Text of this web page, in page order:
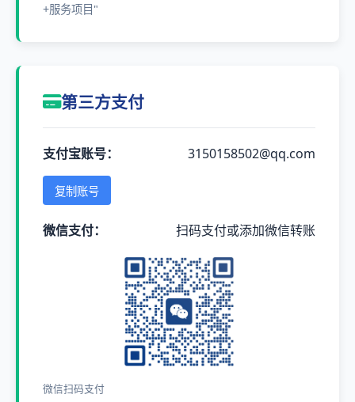
+服务项目"
第三方支付
支付宝账号： 3150158502@qq.com
复制账号
微信支付： 扫码支付或添加微信转账
微信扫码支付